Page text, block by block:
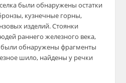
были обнаружены остатки
кузнечные горны,
изделий. Стоянки
раннего железного века,
были обнаружены фрагменты
шило, найдены у речки